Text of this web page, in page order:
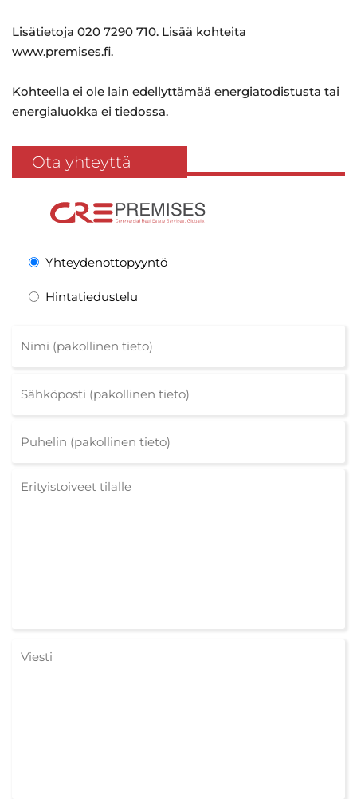
Lisätietoja 020 7290 710. Lisää kohteita
www.premises.fi.
Kohteella ei ole lain edellyttämää energiatodistusta tai
energialuokka ei tiedossa.
Ota yhteyttä
Yhteydenottopyyntö
Hintatiedustelu